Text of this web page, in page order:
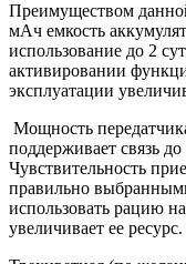
Преимуществом
мАч емкость
использование до 2
активировании
эксплуатации
Мощность
поддерживает связь
Чувствительность
правильно
использовать рацию
увеличивает ее ресурс.